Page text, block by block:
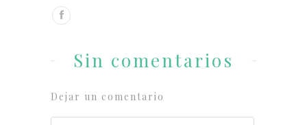
Sin comentarios
Dejar un comentario